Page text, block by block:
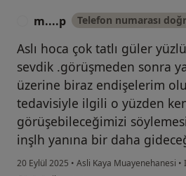
m....p Telefon numarası
Aslı hoca çok tatlı güler
sevdik .görüşmeden sonra
üzerine biraz endişelerim
tedavisiyle ilgili o yüzden
görüşebileceğimizi
inşlh yanına bir daha
20 Eylül 2025 • Asli Kaya Muayenehanesi •